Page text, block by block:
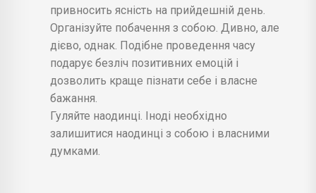
привносить ясність на прийдешній день.
Організуйте побачення з собою. Дивно, але
дієво, однак. Подібне проведення часу
подарує безліч позитивних емоцій і
дозволить краще пізнати себе і власне
бажання.
Гуляйте наодинці. Іноді необхідно
залишитися наодинці з собою і власними
думками.